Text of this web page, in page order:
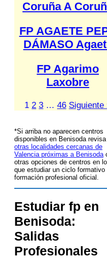
Coruña A
FP AGAETE
DÁMASO
FP Agarimo
Laxobre
1 2 3 … 46 Siguiente
*Si arriba no aparecen centros
disponibles en Benisoda revisa
otras localidades cercanas de
Valencia próximas a Benisoda
otras opciones de centros en
que estudiar un ciclo formativo
formación profesional oficial.
Estudiar fp en
Benisoda:
Salidas
Profesionales